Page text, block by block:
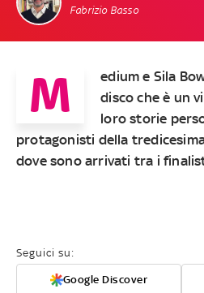
Fabrizio Basso
M
edium e Sila
disco che è un
loro storie
protagonisti della
dove sono arrivati tra i
Seguici su:
Google Discover